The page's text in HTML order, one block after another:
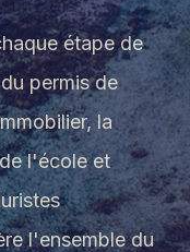
étape de
permis de
la
l'école et
l'ensemble du